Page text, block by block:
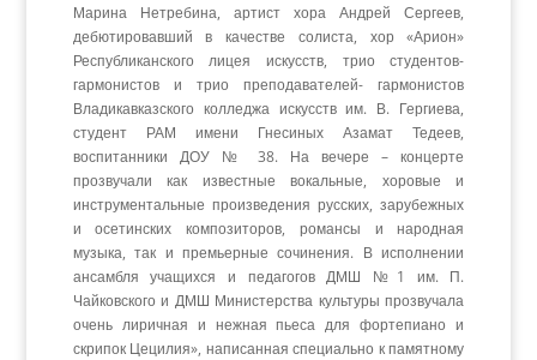
Марина Нетребина, артист хора Андрей Сергеев,
дебютировавший в качестве солиста, хор «Арион»
Республиканского лицея искусств, трио студентов-
гармонистов и трио преподавателей- гармонистов
Владикавказского колледжа искусств им. В. Гергиева,
студент РАМ имени Гнесиных Азамат Тедеев,
воспитанники ДОУ № 38. На вечере – концерте
прозвучали как известные вокальные, хоровые и
инструментальные произведения русских, зарубежных
и осетинских композиторов, романсы и народная
музыка, так и премьерные сочинения. В исполнении
ансамбля учащихся и педагогов ДМШ №1 им. П.
Чайковского и ДМШ Министерства культуры прозвучала
очень лиричная и нежная пьеса для фортепиано и
скрипок Цецилия», написанная специально к памятному